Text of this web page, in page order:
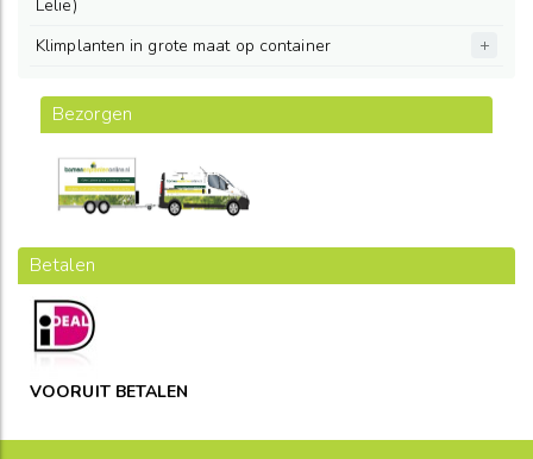
Lelie)
Klimplanten in grote maat op container
Bezorgen
Betalen
VOORUIT BETALEN